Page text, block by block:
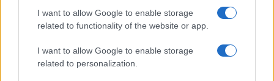
I want to allow Google to enable storage
related to functionality of the website or app.
I want to allow Google to enable storage
related to personalization.
zarazem bardzo czytelny układ kierowniczy. Do tego
w rękach trzymamy grubą kierownicę, obłożoną po
zewnętrznej stronie drewnem.